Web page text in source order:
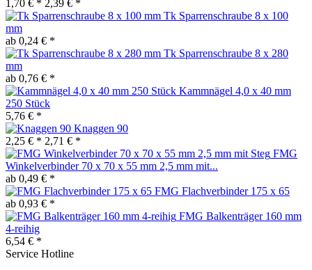
1,70 € * 2,39 € *
Tk Sparrenschraube 8 x 100
mm
ab 0,24 € *
Tk Sparrenschraube 8 x 280
mm
ab 0,76 € *
Kammnägel 4,0 x 40 mm
250 Stück
5,76 € *
Knaggen 90
2,25 € * 2,71 € *
FMG
Winkelverbinder 70 x 70 x 55 mm 2,5 mm mit...
ab 0,49 € *
FMG Flachverbinder 175 x 65
ab 0,93 € *
FMG Balkenträger 160 mm
4-reihig
6,54 € *
Service Hotline